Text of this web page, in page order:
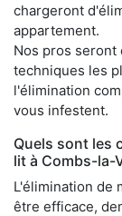
chargeront
appartement.
Nos pros
techniques les
l'élimination
vous infestent.
Quels sont les
lit à Combs-la-
L'élimination de
être efficace,